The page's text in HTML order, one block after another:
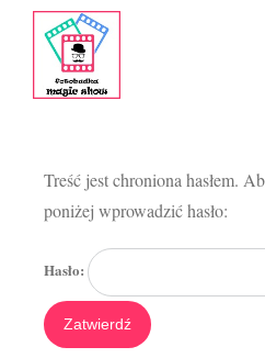
Treść jest chroniona hasłem.
poniżej wprowadzić hasło:
Hasło:
Polub
na fb!
Strona
Główna